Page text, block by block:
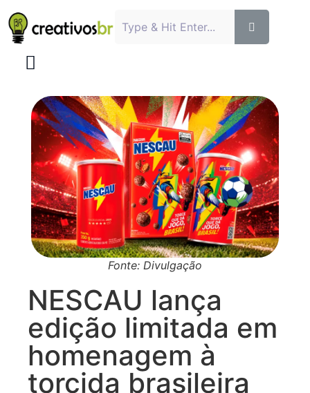
Fonte: Divulgação
NESCAU lança
edição limitada em
homenagem à
torcida brasileira